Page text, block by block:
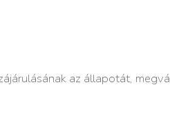
az állapotát,